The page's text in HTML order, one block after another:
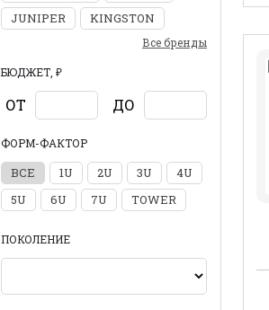
JUNIPER
KINGSTON
Все бренды
БЮДЖЕТ, ₽
ОТ ДО
ФОРМ-ФАКТОР
ВСЕ 1U 2U 3U
4U
5U
6U 7U TOWER
ПОКОЛЕНИЕ